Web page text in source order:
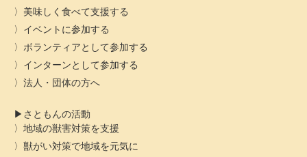
美味しく食べて支援する
イベントに参加する
ボランティアとして参加する
インターンとして参加する
法人・団体の方へ
さともんの活動
地域の獣害対策を支援
獣がい対策で地域を元気に